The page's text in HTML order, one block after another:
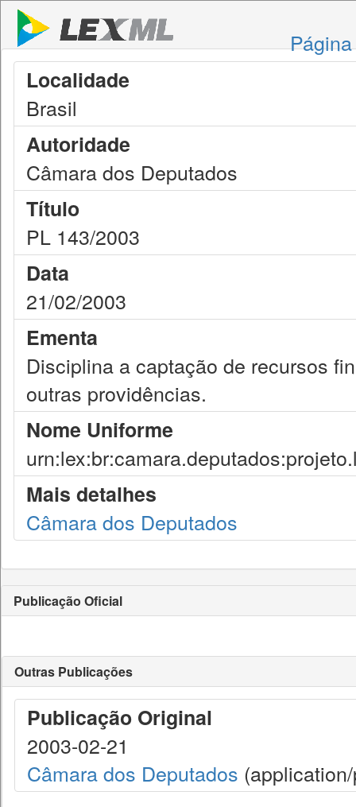
Localidade
Brasil
Autoridade
Câmara dos Deputados
Título
PL 143/2003
Data
21/02/2003
Ementa
Disciplina a captação de recursos
outras providências.
Nome Uniforme
Mais detalhes
Câmara dos Deputados
Publicação Oficial
Outras Publicações
Publicação Original
2003-02-21
Câmara dos Deputados